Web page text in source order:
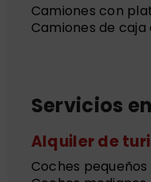
Camiones con
Camiones de
Servicios
Alquiler de
Coches pequeños